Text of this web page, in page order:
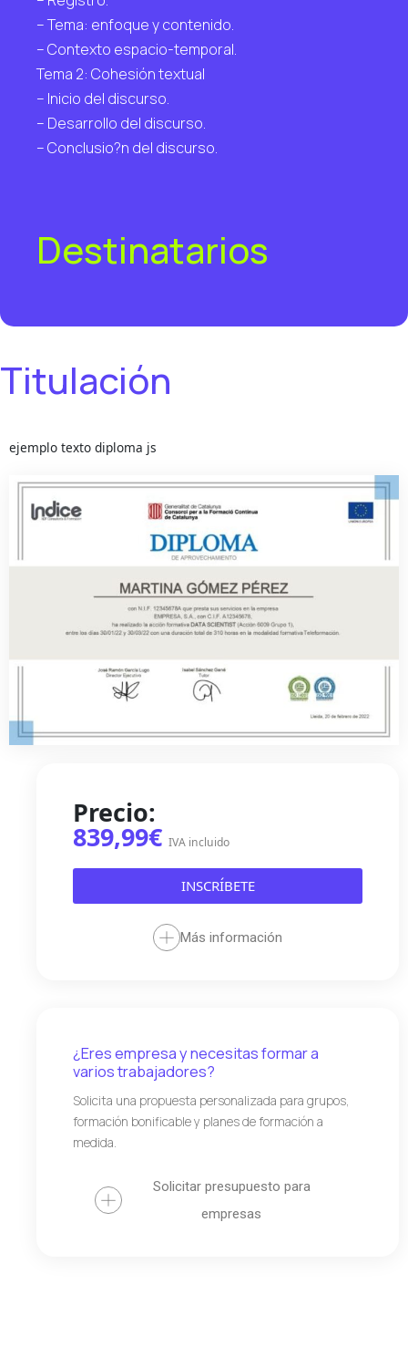
– Tema: enfoque y contenido.
– Contexto espacio-temporal.
Tema 2: Cohesión textual
– Inicio del discurso.
– Desarrollo del discurso.
– Conclusio?n del discurso.
Destinatarios
Titulación
ejemplo texto diploma js
Precio:
839,99€ IVA incluido
INSCRÍBETE
Más información
¿Eres empresa y necesitas formar a
varios trabajadores?
Solicita una propuesta personalizada para grupos,
formación bonificable y planes de formación a
medida.
Solicitar presupuesto para
empresas